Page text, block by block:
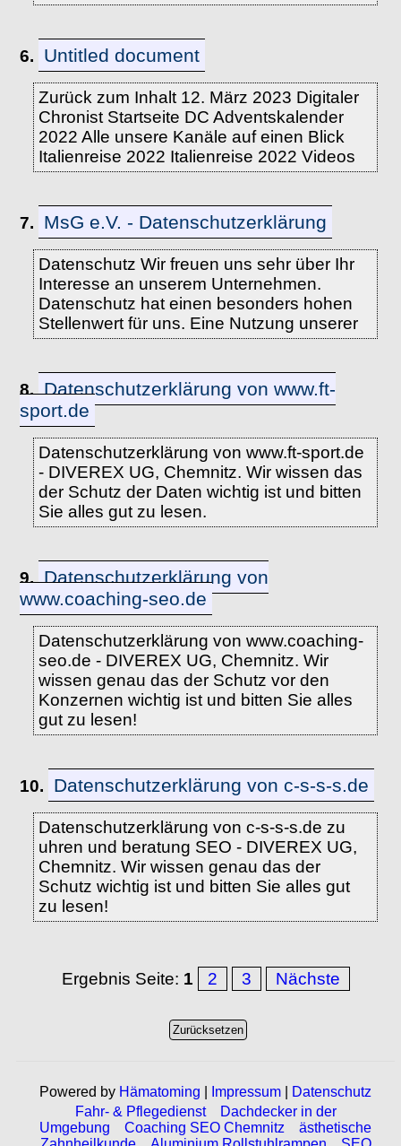
6. Untitled document
Zurück zum Inhalt 12. März 2023 Digitaler
Chronist Startseite DC Adventskalender
2022 Alle unsere Kanäle auf einen Blick
Italienreise 2022 Italienreise 2022 Videos
7. MsG e.V. - Datenschutzerklärung
Datenschutz Wir freuen uns sehr über Ihr
Interesse an unserem Unternehmen.
Datenschutz hat einen besonders hohen
Stellenwert für uns. Eine Nutzung unserer
8. Datenschutzerklärung von www.ft-
sport.de
Datenschutzerklärung von www.ft-sport.de
- DIVEREX UG, Chemnitz. Wir wissen das
der Schutz der Daten wichtig ist und bitten
Sie alles gut zu lesen.
9. Datenschutzerklärung von
www.coaching-seo.de
Datenschutzerklärung von www.coaching-
seo.de - DIVEREX UG, Chemnitz. Wir
wissen genau das der Schutz vor den
Konzernen wichtig ist und bitten Sie alles
gut zu lesen!
10. Datenschutzerklärung von c-s-s-s.de
Datenschutzerklärung von c-s-s-s.de zu
uhren und beratung SEO - DIVEREX UG,
Chemnitz. Wir wissen genau das der
Schutz wichtig ist und bitten Sie alles gut
zu lesen!
Ergebnis Seite: 1 2 3 Nächste
Powered by Hämatoming Impressum
Datenschutz
Fahr- & Pflegedienst
Dachdecker in der
Umgebung
Coaching SEO Chemnitz
ästhetische